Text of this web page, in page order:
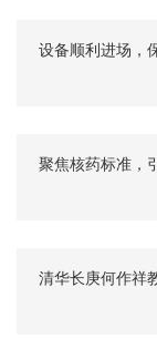
设备顺利进场，
聚焦核药标准，
清华长庚何作祥